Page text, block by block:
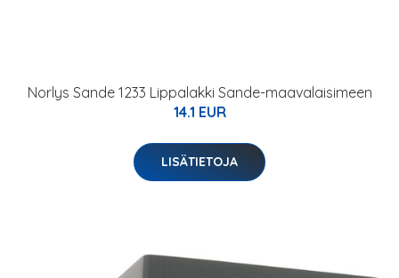
Norlys Sande 1233 Lippalakki Sande-maavalaisimeen
14.1 EUR
LISÄTIETOJA